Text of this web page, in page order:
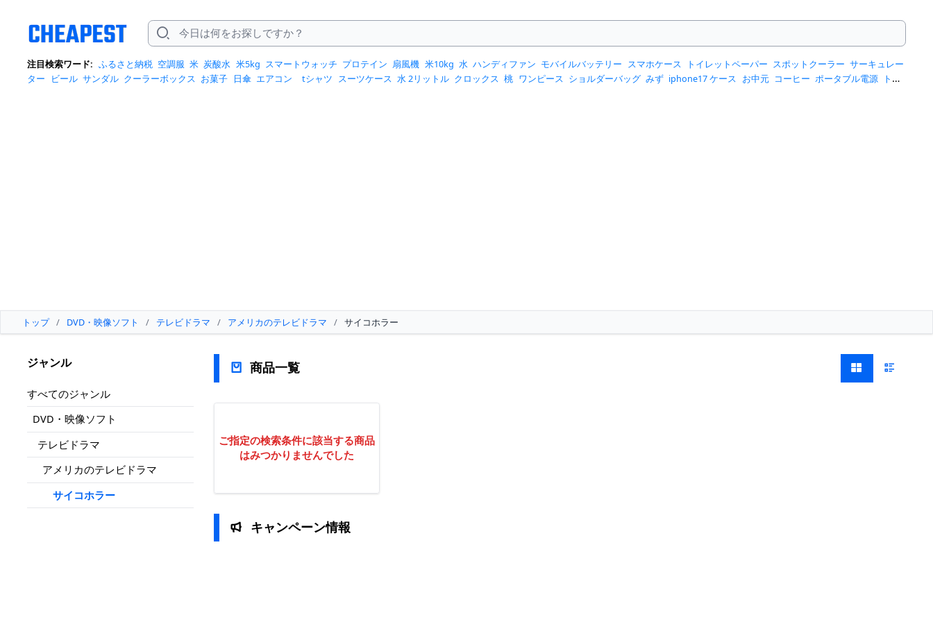
注目検索ワード: ふるさと納税 空調服 米 炭酸水 米5kg スマートウォッチ プロテイン 扇風機 米10kg 水 ハンディファン モバイルバッテリー スマホケース トイレットペーパー スポットクーラー サーキュレー
ター
ビール サンダル クーラーボックス お菓子 日傘 エアコン tシャツ スーツケース 水 2リットル クロックス 桃 ワンピース ショルダーバッグ みず iphone17 ケース お中元 コーヒー ポータブル電源
トー
トップ / DVD・映像ソフト / テレビドラマ / アメリカのテレビドラマ / サイコホラー
ジャンル
すべてのジャンル
DVD・映像ソフト
テレビドラマ
アメリカのテレビドラマ
サイコホラー
商品一覧
ご指定の検索条件に該当する商品
はみつかりませんでした
キャンペーン情報